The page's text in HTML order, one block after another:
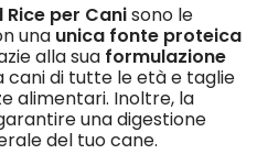
Rice per Canisono le
una unica fonte proteica
alla sua formulazione
cani di tutte le età e taglie
alimentari. Inoltre, la
una digestione
del tuo cane.